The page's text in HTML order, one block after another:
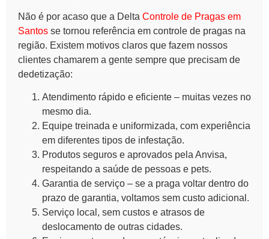
Não é por acaso que a Delta Controle de Pragas em
Santos se tornou referência em controle de pragas na
região. Existem motivos claros que fazem nossos
clientes chamarem a gente sempre que precisam de
dedetização:
Atendimento rápido e eficiente – muitas vezes no
mesmo dia.
Equipe treinada e uniformizada, com experiência
em diferentes tipos de infestação.
Produtos seguros e aprovados pela Anvisa,
respeitando a saúde de pessoas e pets.
Garantia de serviço – se a praga voltar dentro do
prazo de garantia, voltamos sem custo adicional.
Serviço local, sem custos e atrasos de
deslocamento de outras cidades.